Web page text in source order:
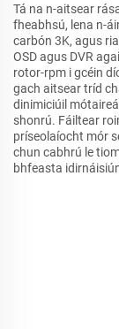
Tá na n-aitsear
fheabhsú, lena n-
carbón 3K, agus
OSD agus DVR
rotor-rpm i gcéin
gach aitsear tríd
dinimiciúil
shonrú. Fáiltear
príseolaíocht mór
chun cabhrú le
bhfeasta